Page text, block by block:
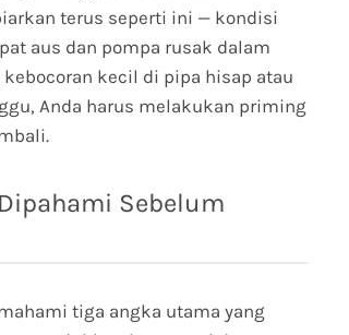
terus seperti ini — kondisi
aus dan pompa rusak dalam
kecil di pipa hisap atau
Anda harus melakukan priming
Sebelum
tiga angka utama yang